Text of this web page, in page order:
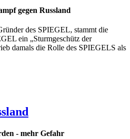
gegen Russland
des SPIEGEL, stammt die
ein „Sturmgeschütz der
damals die Rolle des SPIEGELS als
- mehr Gefahr